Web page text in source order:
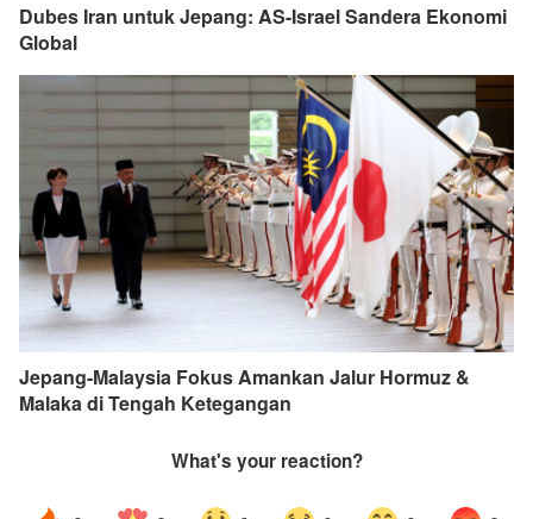
Dubes Iran untuk Jepang: AS-Israel Sandera Ekonomi
Global
Jepang-Malaysia Fokus Amankan Jalur Hormuz &
Malaka di Tengah Ketegangan